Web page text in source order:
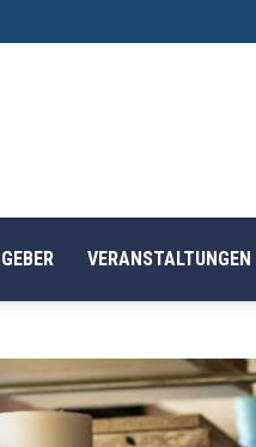
VERANSTALTUNGEN